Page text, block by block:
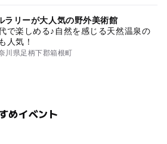
ラリーが大人気の野外美術館
で楽しめる♪自然を感じる天然温泉の
人気！
川県足柄下郡箱根町
めイベント